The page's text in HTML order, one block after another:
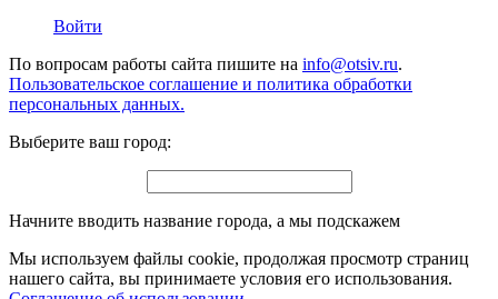
Войти
По вопросам работы сайта пишите на info@otsiv.ru.
Пользовательское соглашение и политика обработки
персональных данных.
Выберите ваш город:
Начните вводить название города, а мы подскажем
Мы используем файлы cookie, продолжая просмотр страниц
нашего сайта, вы принимаете условия его использования.